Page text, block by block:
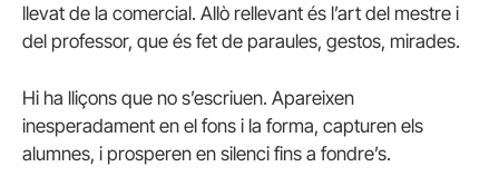
llevat de la comercial. Allò rellevant és l’art del mestre i
del professor, que és fet de paraules, gestos, mirades.
Hi ha lliçons que no s’escriuen. Apareixen
inesperadament en el fons i la forma, capturen els
alumnes, i prosperen en silenci fins a fondre’s.